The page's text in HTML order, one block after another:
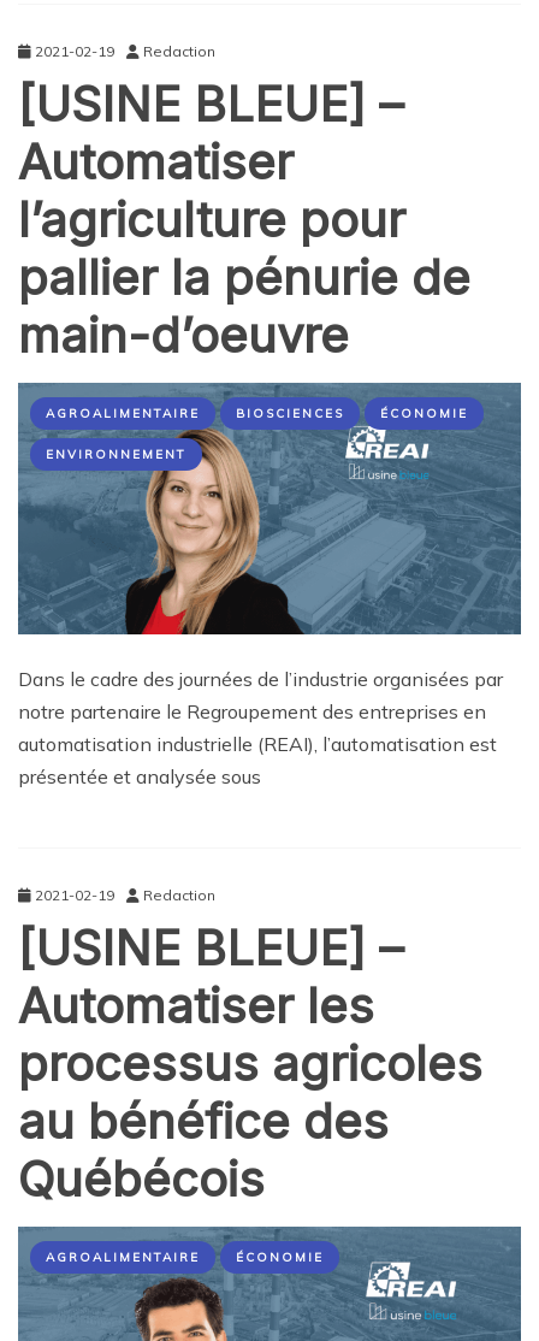
2021-02-19 Redaction
[USINE BLEUE] –
Automatiser
l’agriculture pour
pallier la pénurie de
main-d’oeuvre
AGROALIMENTAIRE BIOSCIENCES ÉCONOMIE
ENVIRONNEMENT
Dans le cadre des journées de l’industrie organisées par
notre partenaire le Regroupement des entreprises en
automatisation industrielle (REAI), l’automatisation est
présentée et analysée sous
2021-02-19 Redaction
[USINE BLEUE] –
Automatiser les
processus agricoles
au bénéfice des
Québécois
AGROALIMENTAIRE ÉCONOMIE